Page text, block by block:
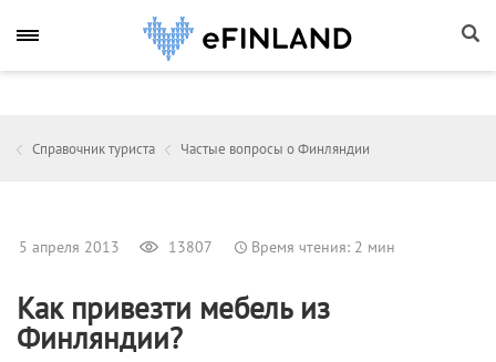
Справочник туриста Частые вопросы о Финляндии
5 апреля 2013 13807 Время чтения: 2 мин
Как привезти мебель из
Финляндии?